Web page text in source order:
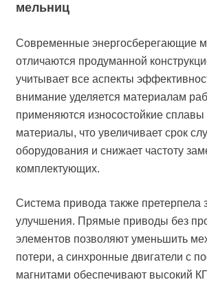
мельниц
Современные энергосберегающие
отличаются продуманной
учитывает все аспекты
внимание уделяется материалам
применяются износостойкие
материалы, что увеличивает срок
оборудования и снижает частоту
комплектующих.
Система привода также претерпела
улучшения. Прямые приводы без
элементов позволяют уменьшить
потери, а синхронные двигатели с
магнитами обеспечивают высокий